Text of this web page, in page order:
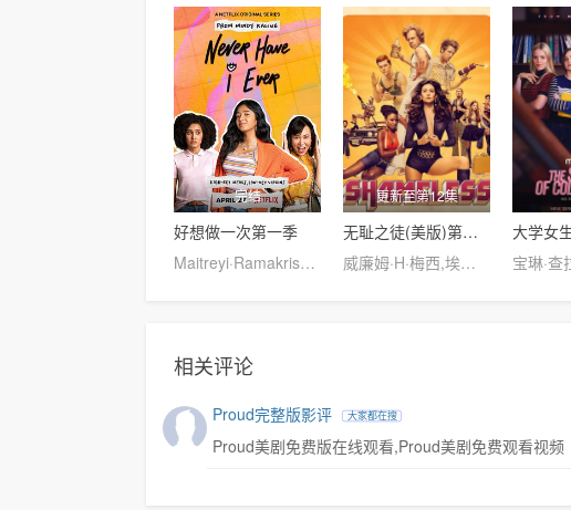
完结
好想做一次第一季
Maitreyi·Ramakrishnan,普娜·贾甘纳坦,李·罗德里格斯,Richa·Moorjani,Martin·Martinez,Benjamin·Norris,亚当·沙皮罗,雷蒙娜·杨,Christina·Kartchner,Jaren·Lewison,Jack·Seavor·McDonald,Darren·Barnet,Dino·Petrera,Aitana·Rinab,Hanna·S
更新至第12集
无耻之徒(美版)第一季
威廉姆·H·梅西,埃米·罗森,杰瑞米·阿伦·怀特,卡梅隆·莫纳汉,艾玛·肯尼,伊森·卡特科斯基
相关评论
Proud完整版影评 大家都在搜
Proud美剧免费版在线观看,Proud美剧免费观看视频